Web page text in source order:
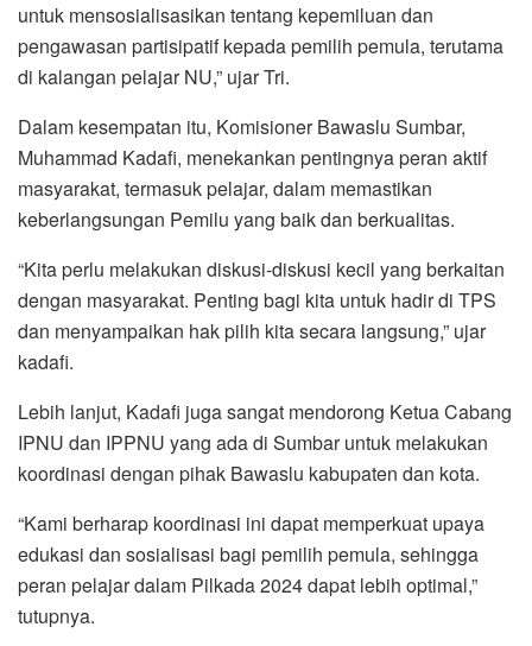
untuk mensosialisasikan tentang kepemiluan dan
pengawasan partisipatif kepada pemilih pemula, terutama
di kalangan pelajar NU,” ujar Tri.
Dalam kesempatan itu, Komisioner Bawaslu Sumbar,
Muhammad Kadafi, menekankan pentingnya peran aktif
masyarakat, termasuk pelajar, dalam memastikan
keberlangsungan Pemilu yang baik dan berkualitas.
“Kita perlu melakukan diskusi-diskusi kecil yang berkaitan
dengan masyarakat. Penting bagi kita untuk hadir di TPS
dan menyampaikan hak pilih kita secara langsung,” ujar
kadafi.
Lebih lanjut, Kadafi juga sangat mendorong Ketua Cabang
IPNU dan IPPNU yang ada di Sumbar untuk melakukan
koordinasi dengan pihak Bawaslu kabupaten dan kota.
“Kami berharap koordinasi ini dapat memperkuat upaya
edukasi dan sosialisasi bagi pemilih pemula, sehingga
peran pelajar dalam Pilkada 2024 dapat lebih optimal,”
tutupnya.